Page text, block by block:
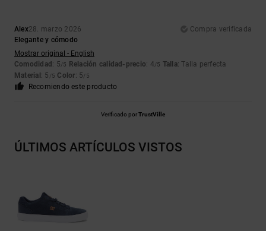
Alex28. marzo 2026
Compra verificada
Elegante y cómodo
Mostrar original - English
Comodidad : 5/5 Relación calidad-precio: 4/5 Talla: Talla perfecta
Material : 5 /5 Color: 5/5
Recomiendo este producto
Verificado porTrustVille
ÚLTIMOS ARTÍCULOS VISTOS